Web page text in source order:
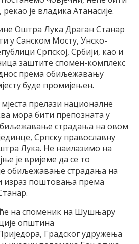
је владика Атанасије.
Оштра Лука Драган Станар
у Санском Мосту, Унско-
Српској, Србији, као и
заштите спомен-комплекс
према обиљежавању
буде промијењен.
мјеста прелази националне
мора бити препозната у
страдања на овом
Српску православну
Лука. Не наилазимо на
је вријеме да се то
обиљежавање страдања на
поштовања према
на споменик на Шушњару
општина
Градског удружења